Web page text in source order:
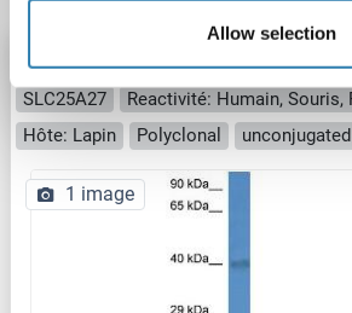
Allow selection
SLC25A27 anticorps (C-Term)
SLC25A27
Hôte: Lapin
Polyclonal unconjugated
1 image